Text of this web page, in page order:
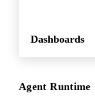
Dashboards
Agent Runtime